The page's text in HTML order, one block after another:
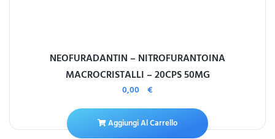
NEOFURADANTIN – NITROFURANTOINA
MACROCRISTALLI – 20CPS 50MG
0,00 €
Aggiungi Al Carrello